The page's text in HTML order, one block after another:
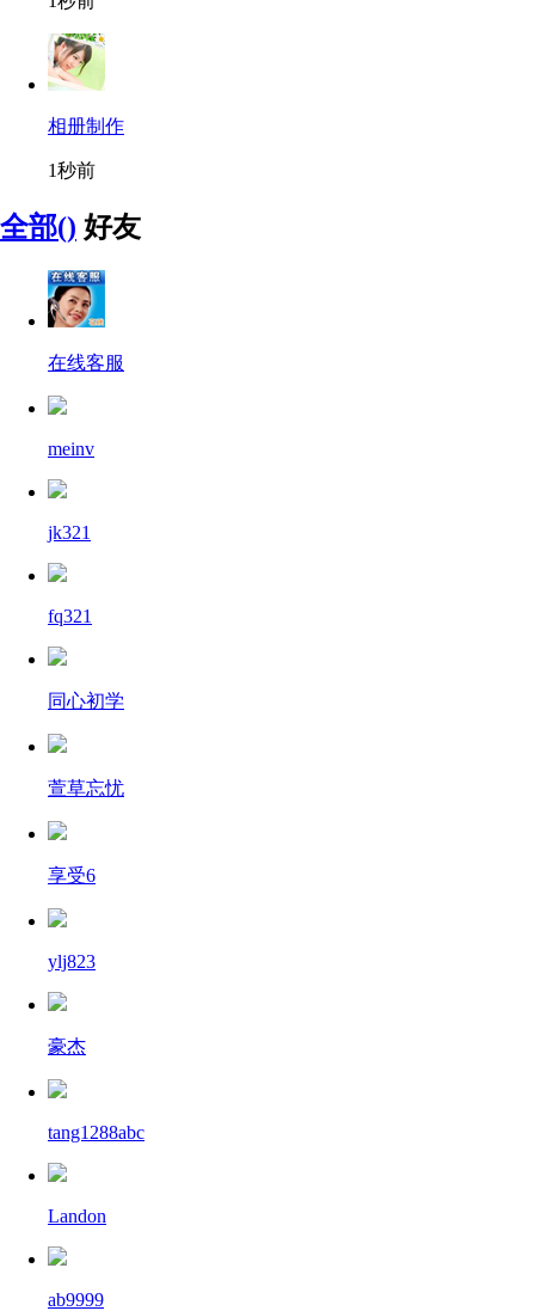
相册制作
1秒前
全部() 好友
在线客服
meinv
jk321
fq321
同心初学
萱草忘忧
享受6
ylj823
豪杰
tang1288abc
Landon
ab9999